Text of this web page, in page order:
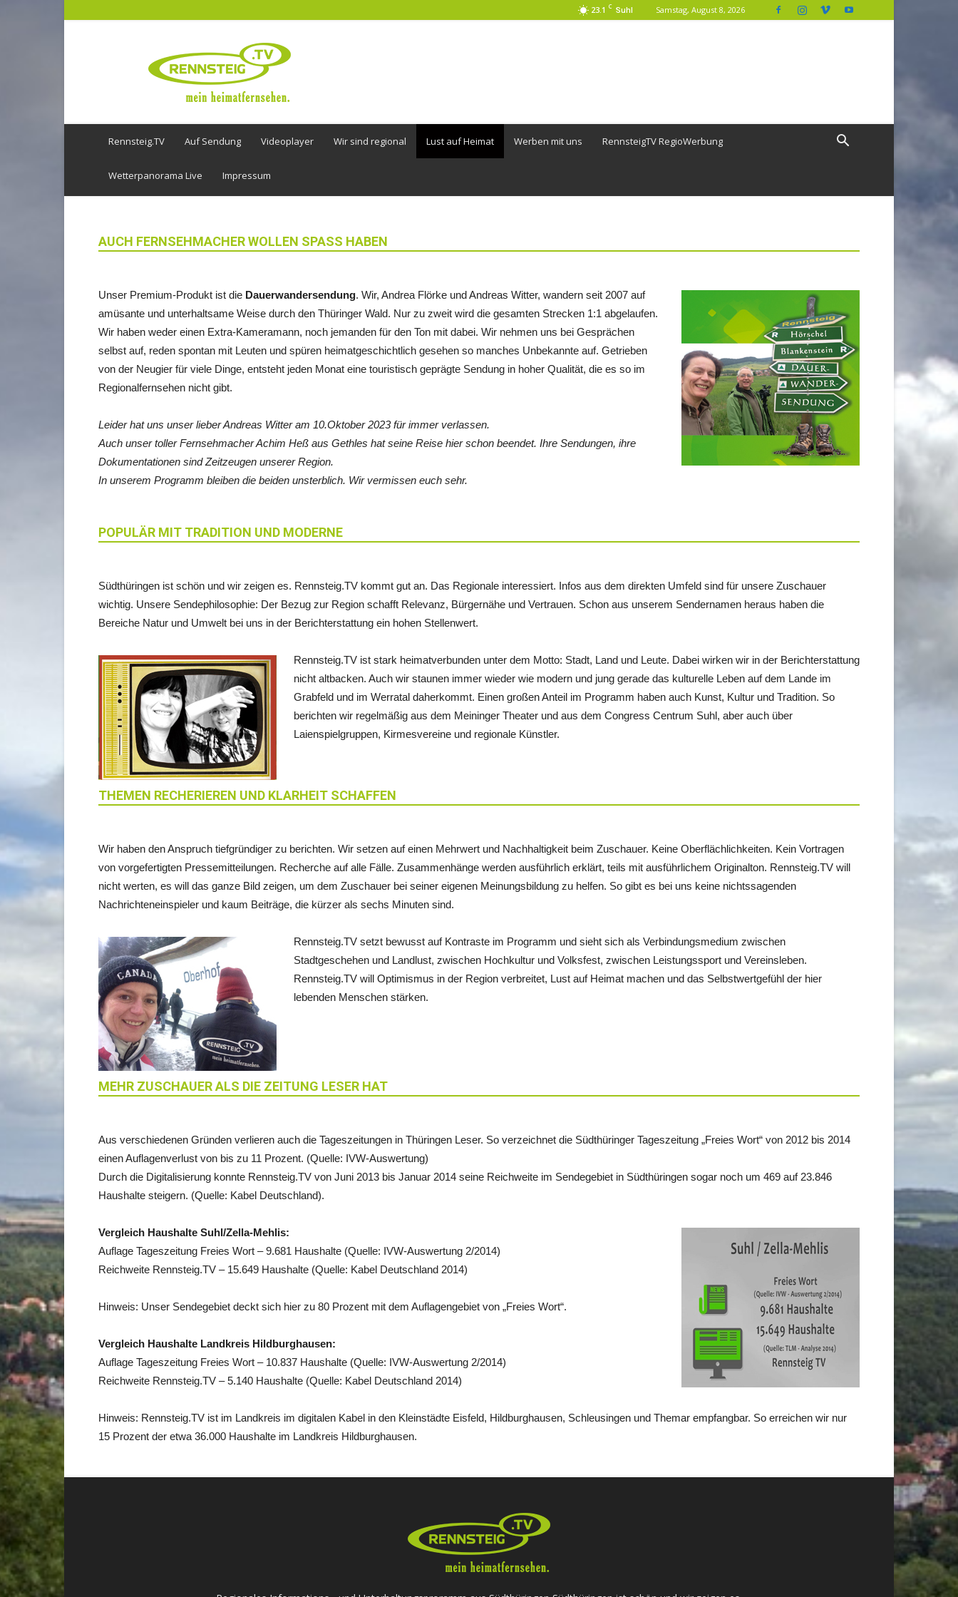
23.1 C Suhl Samstag, August 8, 2026
Rennsteig.TV Auf Sendung Videoplayer Wir sind regional Lust auf Heimat Werben mit uns RennsteigTV RegioWerbung
Wetterpanorama Live Impressum
AUCH FERNSEHMACHER WOLLEN SPASS HABEN
Unser Premium-Produkt ist die Dauerwandersendung. Wir, Andrea Flörke und Andreas Witter, wandern seit 2007 auf
amüsante und unterhaltsame Weise durch den Thüringer Wald. Nur zu zweit wird die gesamten Strecken 1:1 abgelaufen.
Wir haben weder einen Extra-Kameramann, noch jemanden für den Ton mit dabei. Wir nehmen uns bei Gesprächen
selbst auf, reden spontan mit Leuten und spüren heimatgeschichtlich gesehen so manches Unbekannte auf. Getrieben
von der Neugier für viele Dinge, entsteht jeden Monat eine touristisch geprägte Sendung in hoher Qualität, die es so im
Regionalfernsehen nicht gibt.
Leider hat uns unser lieber Andreas Witter am 10.Oktober 2023 für immer verlassen.
Auch unser toller Fernsehmacher Achim Heß aus Gethles hat seine Reise hier schon beendet. Ihre Sendungen, ihre
Dokumentationen sind Zeitzeugen unserer Region.
In unserem Programm bleiben die beiden unsterblich. Wir vermissen euch sehr.
POPULÄR MIT TRADITION UND MODERNE
Südthüringen ist schön und wir zeigen es. Rennsteig.TV kommt gut an. Das Regionale interessiert. Infos aus dem direkten Umfeld sind für unsere Zuschauer
wichtig. Unsere Sendephilosophie: Der Bezug zur Region schafft Relevanz, Bürgernähe und Vertrauen. Schon aus unserem Sendernamen heraus haben die
Bereiche Natur und Umwelt bei uns in der Berichterstattung ein hohen Stellenwert.
Rennsteig.TV ist stark heimatverbunden unter dem Motto: Stadt, Land und Leute. Dabei wirken wir in der Berichterstattung
nicht altbacken. Auch wir staunen immer wieder wie modern und jung gerade das kulturelle Leben auf dem Lande im
Grabfeld und im Werratal daherkommt. Einen großen Anteil im Programm haben auch Kunst, Kultur und Tradition. So
berichten wir regelmäßig aus dem Meininger Theater und aus dem Congress Centrum Suhl, aber auch über
Laienspielgruppen, Kirmesvereine und regionale Künstler.
THEMEN RECHERIEREN UND KLARHEIT SCHAFFEN
Wir haben den Anspruch tiefgründiger zu berichten. Wir setzen auf einen Mehrwert und Nachhaltigkeit beim Zuschauer. Keine Oberflächlichkeiten. Kein Vortragen
von vorgefertigten Pressemitteilungen. Recherche auf alle Fälle. Zusammenhänge werden ausführlich erklärt, teils mit ausführlichem Originalton. Rennsteig.TV will
nicht werten, es will das ganze Bild zeigen, um dem Zuschauer bei seiner eigenen Meinungsbildung zu helfen. So gibt es bei uns keine nichtssagenden
Nachrichteneinspieler und kaum Beiträge, die kürzer als sechs Minuten sind.
Rennsteig.TV setzt bewusst auf Kontraste im Programm und sieht sich als Verbindungsmedium zwischen
Stadtgeschehen und Landlust, zwischen Hochkultur und Volksfest, zwischen Leistungssport und Vereinsleben.
Rennsteig.TV will Optimismus in der Region verbreitet, Lust auf Heimat machen und das Selbstwertgefühl der hier
lebenden Menschen stärken.
MEHR ZUSCHAUER ALS DIE ZEITUNG LESER HAT
Aus verschiedenen Gründen verlieren auch die Tageszeitungen in Thüringen Leser. So verzeichnet die Südthüringer Tageszeitung „Freies Wort“ von 2012 bis 2014
einen Auflagenverlust von bis zu 11 Prozent. (Quelle: IVW-Auswertung)
Durch die Digitalisierung konnte Rennsteig.TV von Juni 2013 bis Januar 2014 seine Reichweite im Sendegebiet in Südthüringen sogar noch um 469 auf 23.846
Haushalte steigern. (Quelle: Kabel Deutschland).
Vergleich Haushalte Suhl/Zella-Mehlis:
Auflage Tageszeitung Freies Wort – 9.681 Haushalte (Quelle: IVW-Auswertung 2/2014)
Reichweite Rennsteig.TV – 15.649 Haushalte (Quelle: Kabel Deutschland 2014)
Hinweis: Unser Sendegebiet deckt sich hier zu 80 Prozent mit dem Auflagengebiet von „Freies Wort“.
Vergleich Haushalte Landkreis Hildburghausen:
Auflage Tageszeitung Freies Wort – 10.837 Haushalte (Quelle: IVW-Auswertung 2/2014)
Reichweite Rennsteig.TV – 5.140 Haushalte (Quelle: Kabel Deutschland 2014)
Hinweis: Rennsteig.TV ist im Landkreis im digitalen Kabel in den Kleinstädte Eisfeld, Hildburghausen, Schleusingen und Themar empfangbar. So erreichen wir nur
15 Prozent der etwa 36.000 Haushalte im Landkreis Hildburghausen.